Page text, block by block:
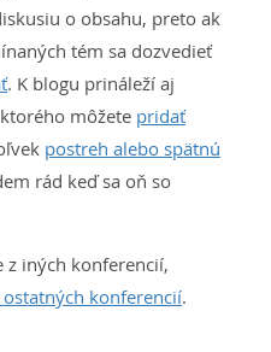
o obsahu, preto ak
tém sa dozvedieť
. K blogu prináleží aj
môžete pridať
postreh alebo spätnú
rád keď sa oň so
z iných konferencií,
konferencií.